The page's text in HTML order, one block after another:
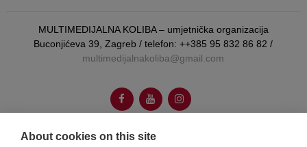
MULTIMEDIJALNA KOLIBA – umjetnička organizacija
Buconjićeva 39, Zagreb / telefon: ++385 95 832 86 82 /
multimedijalnakoliba@gmail.com
About cookies on this site